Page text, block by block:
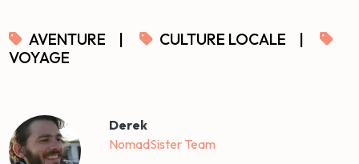
AVENTURE | CULTURE LOCALE
|
VOYAGE
Derek
NomadSister Team